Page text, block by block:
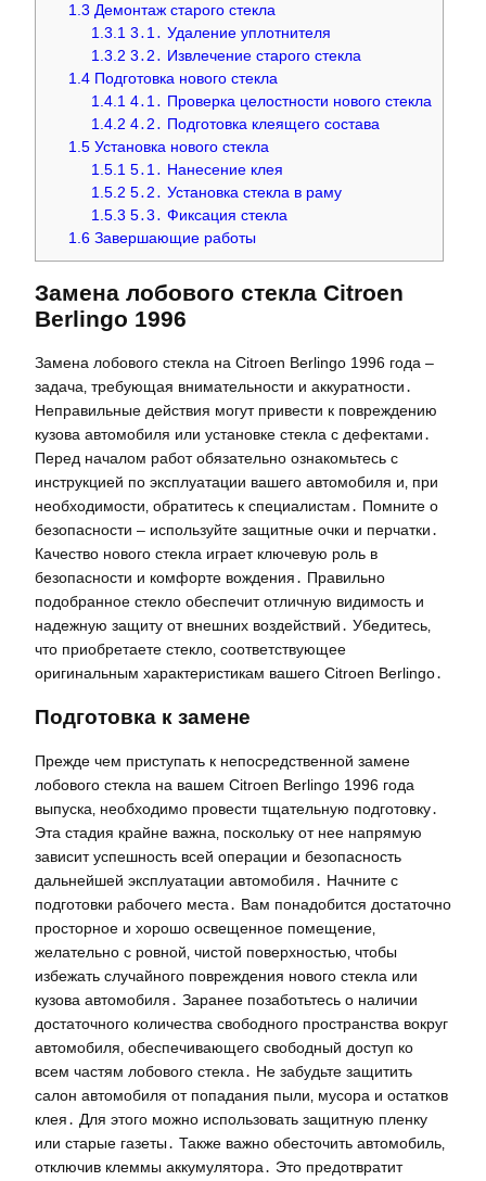
1.3 Демонтаж старого стекла
1.3.1 3․1․ Удаление уплотнителя
1.3.2 3․2․ Извлечение старого стекла
1.4 Подготовка нового стекла
1.4.1 4․1․ Проверка целостности нового стекла
1.4.2 4․2․ Подготовка клеящего состава
1.5 Установка нового стекла
1.5.1 5․1․ Нанесение клея
1.5.2 5․2․ Установка стекла в раму
1.5.3 5․3․ Фиксация стекла
1.6 Завершающие работы
Замена лобового стекла Citroen
Berlingo 1996
Замена лобового стекла на Citroen Berlingo 1996 года –
задача‚ требующая внимательности и аккуратности․
Неправильные действия могут привести к повреждению
кузова автомобиля или установке стекла с дефектами․
Перед началом работ обязательно ознакомьтесь с
инструкцией по эксплуатации вашего автомобиля и‚ при
необходимости‚ обратитесь к специалистам․ Помните о
безопасности – используйте защитные очки и перчатки․
Качество нового стекла играет ключевую роль в
безопасности и комфорте вождения․ Правильно
подобранное стекло обеспечит отличную видимость и
надежную защиту от внешних воздействий․ Убедитесь‚
что приобретаете стекло‚ соответствующее
оригинальным характеристикам вашего Citroen Berlingo․
Подготовка к замене
Прежде чем приступать к непосредственной замене
лобового стекла на вашем Citroen Berlingo 1996 года
выпуска‚ необходимо провести тщательную подготовку․
Эта стадия крайне важна‚ поскольку от нее напрямую
зависит успешность всей операции и безопасность
дальнейшей эксплуатации автомобиля․ Начните с
подготовки рабочего места․ Вам понадобится достаточно
просторное и хорошо освещенное помещение‚
желательно с ровной‚ чистой поверхностью‚ чтобы
избежать случайного повреждения нового стекла или
кузова автомобиля․ Заранее позаботьтесь о наличии
достаточного количества свободного пространства вокруг
автомобиля‚ обеспечивающего свободный доступ ко
всем частям лобового стекла․ Не забудьте защитить
салон автомобиля от попадания пыли‚ мусора и остатков
клея․ Для этого можно использовать защитную пленку
или старые газеты․ Также важно обесточить автомобиль‚
отключив клеммы аккумулятора․ Это предотвратит